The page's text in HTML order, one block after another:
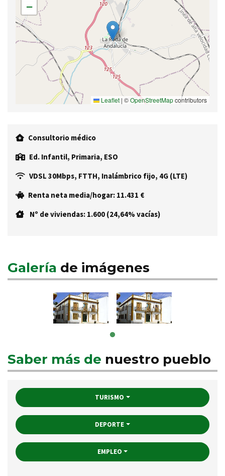
−
Leaflet | ©OpenStreetMapcontributors
Consultorio médico
Ed. Infantil, Primaria, ESO
VDSL 30Mbps, FTTH, Inalámbrico fijo, 4G (LTE)
Renta neta media/hogar: 11.431 €
Nº de viviendas: 1.600 (24,64% vacías)
Galería de imágenes
Saber más de nuestro pueblo
TURISMO
DEPORTE
EMPLEO